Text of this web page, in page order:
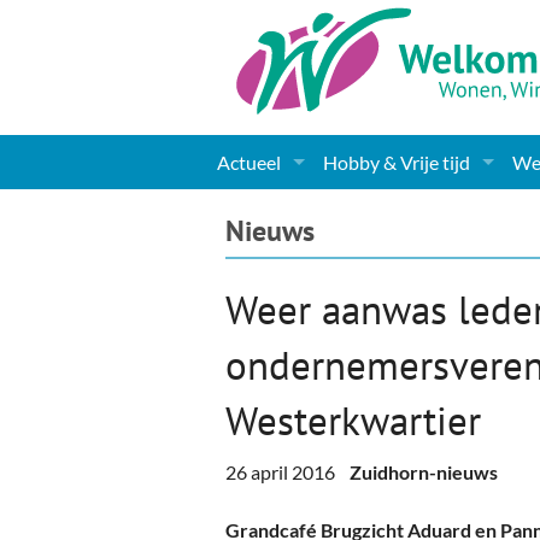
Actueel
Nieuws
Gemeente informatie
Dorpen
Woningaanbod
Columns & Redactioneel
Foto-pagina
Hobby & Vrije tijd
Kunst
Muziek
Toerisme & Musea
Nieuws
Weer aanwas
Westerkwartier
26 april 2016 Zuidhorn-nieuws
Grandcafé Brugzicht Aduard en